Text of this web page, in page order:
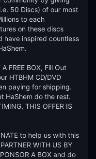
50 Discs) of our most
to each
on these discs
have inspired countless
FREE BOX, Fill Out
HTBHM CD/DVD
paying for shipping.
HaShem do the rest.
THIS OFFER IS
to help us with this
WITH US BY
A BOX and do